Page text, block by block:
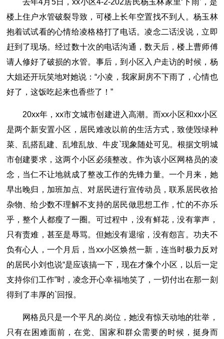
去年4月5日，xx小区4-2-202居民杨玉林家里‘下雨’，是
楼上住户水管破裂导致，可楼上长年空置找不到人。杨玉林
抱着试试看的心情给凌格格打了电话。凌念二话没说，立即
赶到了现场。经过数十次的电话沟通，数天后，楼上曹师傅
请人修好了破损的水管。事后，到小区入户走访的时候，杨
大姐还开玩笑地对她说：“小凌，我家厨房不下雨了，心情也
好了，这饭吃起来也香些了！”
20xx年，xx市文城市创建进入高潮。而xx小区和xx小区
是两个新安置小区，居民难改以前的生活方式，致使毁绿种
菜、乱搭乱建、乱堆乱放、牛皮`现象随处可见。根据文明城
市创建要求，这两个小区必须整改。作为该小区网格员的凌
念，当仁不让地就成了整改工作的先锋力量。一个月来，她
早出晚归，加班加点、对居民进行宣传动员，联系居民收拾
杂物、给少数不理解不支持的居民做思想工作，忙的不亦乐
乎，整个人都瘦了一圈。可过程中，没有鲜花，没有掌声，
只有责难，甚至是辱骂。但她没有退缩，没有怨言。功夫不
负有心人，一个月后，当xx小区焕然一新，连当时极力反对
的居民小刘也说“是应该搞一下，现在才像个小区，以后一定
支持你们工作”时，凌念开心幸福地笑了，一切付出在那一刻
得到了丰厚的`回报。
网格员只是一个平凡的.岗位，她没有惊天动地的壮举，
只有在困难面前，在党、国家和群众需要的时候，挺身而